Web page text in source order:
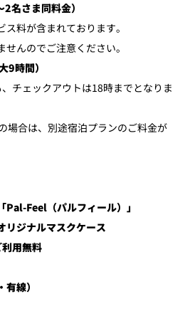
名さま同料金）
料が含まれております。
んのでご注意ください。
時間）
チェックアウトは18時までとなりま
場合は、別途宿泊プランのご料金が
Pal-Feel（パルフィール）」
リジナルマスクケース
用無料
線）